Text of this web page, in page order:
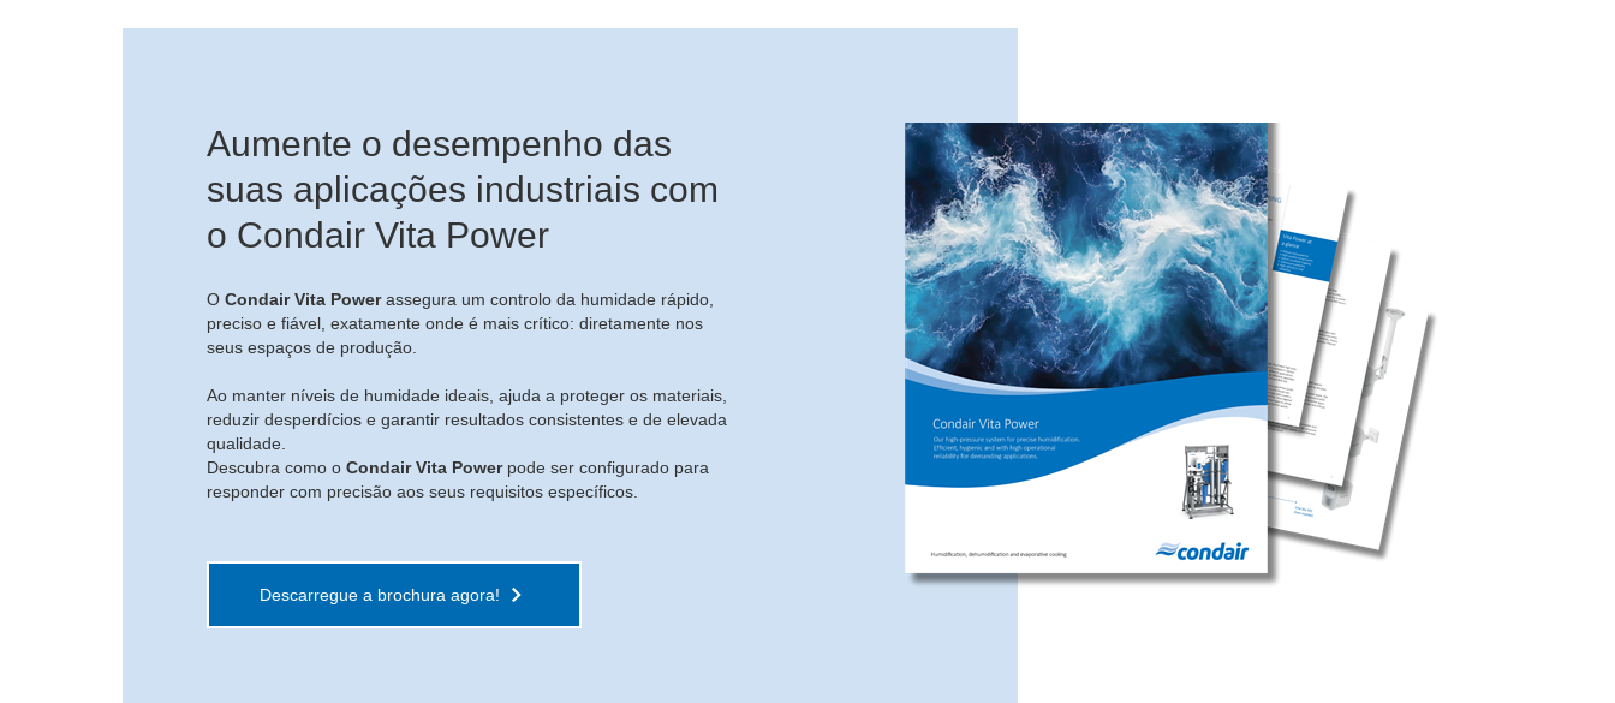
Aumente o desempenho das
suas aplicações industriais com
o Condair Vita Power
O Condair Vita Powerassegura um controlo da humidade rápido,
preciso e fiável, exatamente onde é mais crítico: diretamente nos
seus espaços de produção.
Ao manter níveis de humidade ideais, ajuda a proteger os materiais,
reduzir desperdícios e garantir resultados consistentes e de elevada
qualidade.
Descubra como o Condair Vita Powerpode ser configurado para
responder com precisão aos seus requisitos específicos.
Descarregue a brochura agora!